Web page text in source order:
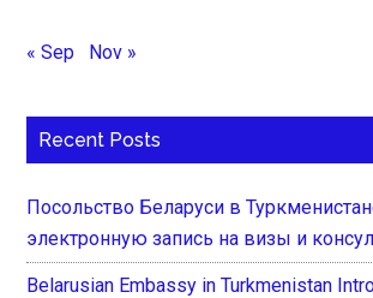
« Sep Nov »
Recent Posts
Посольство Беларуси в
электронную запись на визы и
Belarusian Embassy in Turkmenistan